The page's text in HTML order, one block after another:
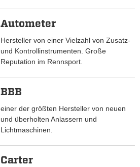
Autometer
Hersteller von einer Vielzahl von Zusatz-
und Kontrollinstrumenten. Große
Reputation im Rennsport.
BBB
einer der größten Hersteller von neuen
und überholten Anlassern und
Lichtmaschinen.
Carter